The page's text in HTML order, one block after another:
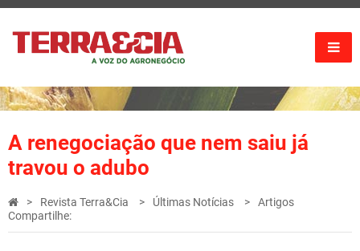
A renegociação que nem saiu já
travou o adubo
Revista Terra&Cia Últimas Notícias
Artigos
Compartilhe: